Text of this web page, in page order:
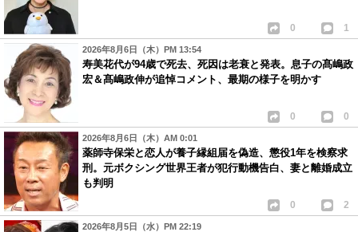
0 1
2026年8月6日（木）PM 13:54
寿美花代が94歳で死去、死因は老衰と発表。息子の髙嶋政
宏＆髙嶋政伸が追悼コメント、最期の様子を明かす
0 0
2026年8月6日（木）AM 0:01
薬師寺保栄と恋人が養子縁組届を偽造、懲役1年を検察求
刑。元ボクシング世界王者が犯行動機告白、妻と離婚成立
も判明
0 2
2026年8月5日（水）PM 22:19